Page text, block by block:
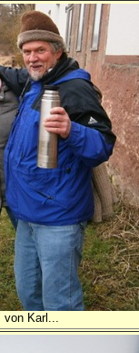
von Karl...